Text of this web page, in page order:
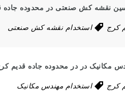
نقشه کش صنعتی در محدوده جاده
کرج استخدام نقشه کش صنعتی
مکانیک در در محدوده جاده قدیم
کرج استخدام مهندس مکانیک